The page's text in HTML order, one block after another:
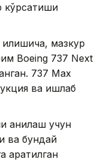
кўрсатиши
мазкур
Boeing 737 Next
737 Max
ва ишлаб
аниқлаш учун
ва бундай